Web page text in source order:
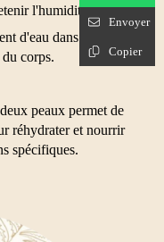
l'humidité.
d'eau dans le but
corps.
peaux permet de
réhydrater et nourrir
spécifiques.
Envoyer
Copier